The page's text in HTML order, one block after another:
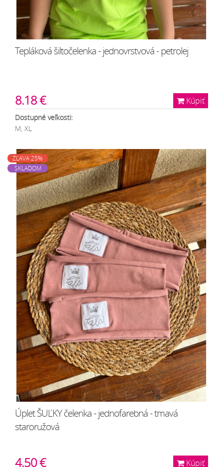
Tepláková šiltočelenka - jednovrstvová - petrolej
Kúpiť
8.18 €
Dostupné veľkosti:
M, XL
ZĽAVA 25%
SKLADOM
Úplet ŠUĽKY čelenka - jednofarebná - tmavá
staroružová
Kúpiť
4.50 €